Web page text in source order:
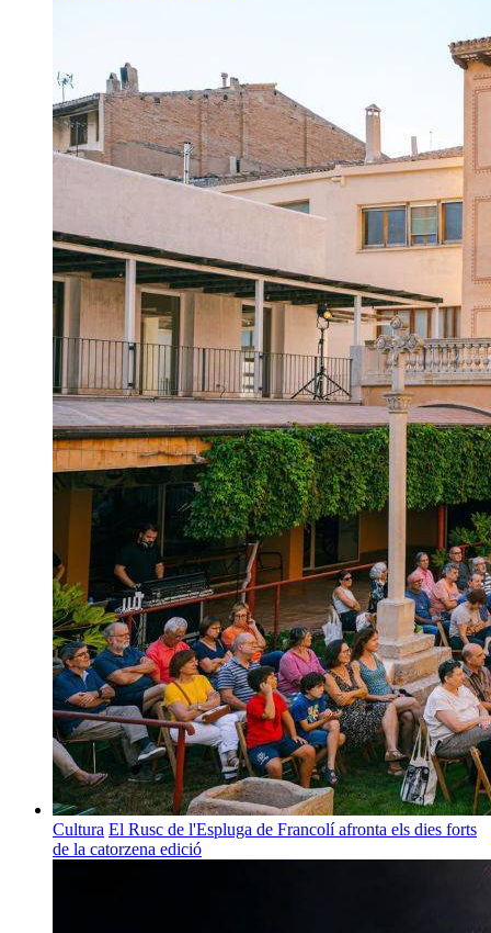
Cultura El Rusc de l'Espluga de Francolí afronta els dies forts
de la catorzena edició